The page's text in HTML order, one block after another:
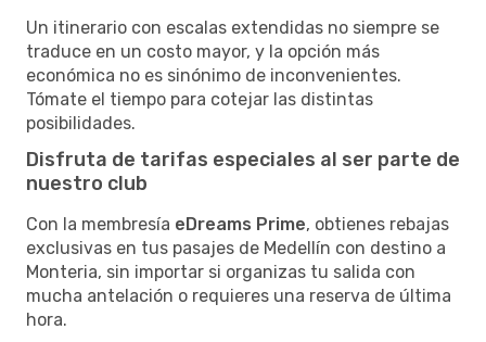
Un itinerario con escalas extendidas no siempre se
traduce en un costo mayor, y la opción más
económica no es sinónimo de inconvenientes.
Tómate el tiempo para cotejar las distintas
posibilidades.
Disfruta de tarifas especiales al ser parte de
nuestro club
Con la membresía eDreams Prime, obtienes rebajas
exclusivas en tus pasajes de Medellín con destino a
Monteria, sin importar si organizas tu salida con
mucha antelación o requieres una reserva de última
hora.